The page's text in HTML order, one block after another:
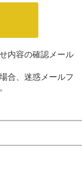
内容の確認メール
合、迷惑メールフ